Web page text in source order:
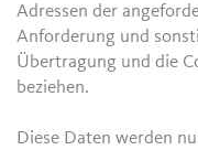
Adressen der
Anforderung und
Übertragung und die
beziehen.
Diese Daten werden